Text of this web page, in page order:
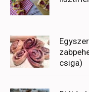
csiga)